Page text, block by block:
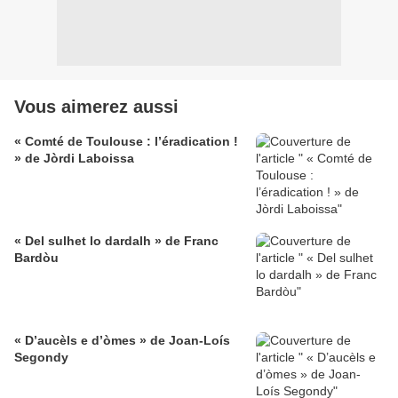
Vous aimerez aussi
« Comté de Toulouse : l’éradication !
» de Jòrdi Laboissa
« Del sulhet lo dardalh » de Franc
Bardòu
« D’aucèls e d’òmes » de Joan-Loís
Segondy